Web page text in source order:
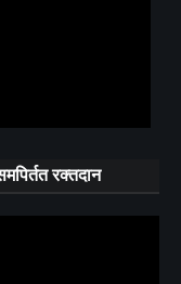
रक्तदान